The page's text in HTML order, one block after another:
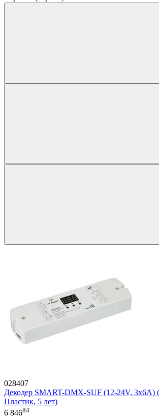
028407
Декодер SMART-DMX-SUF (12-24V, 3x6A)
Пластик, 5 лет)
6 84684